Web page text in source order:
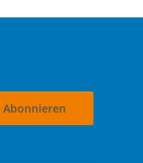
Abonnieren